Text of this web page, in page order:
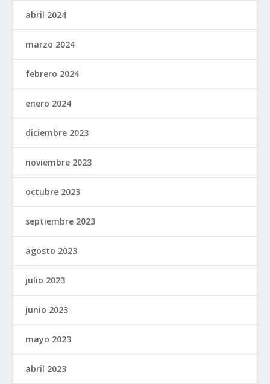
abril 2024
marzo 2024
febrero 2024
enero 2024
diciembre 2023
noviembre 2023
octubre 2023
septiembre 2023
agosto 2023
julio 2023
junio 2023
mayo 2023
abril 2023